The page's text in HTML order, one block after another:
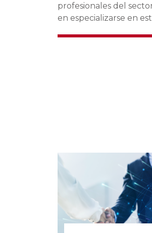
profesionales del
en especializarse en